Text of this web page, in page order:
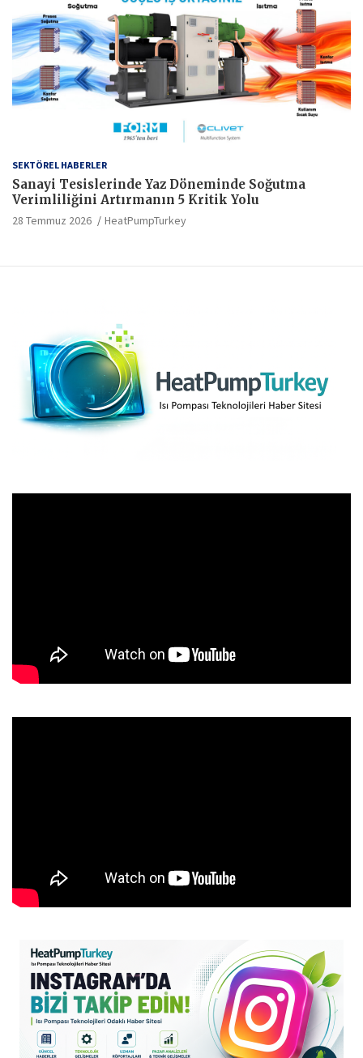
SEKTÖREL HABERLER
Sanayi Tesislerinde Yaz Döneminde Soğutma
Verimliliğini Artırmanın 5 Kritik Yolu
28 Temmuz 2026 HeatPumpTurkey